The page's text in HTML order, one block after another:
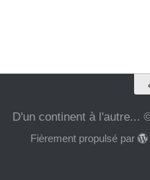
D'un continent à l'autre...
Fièrement propulsé par